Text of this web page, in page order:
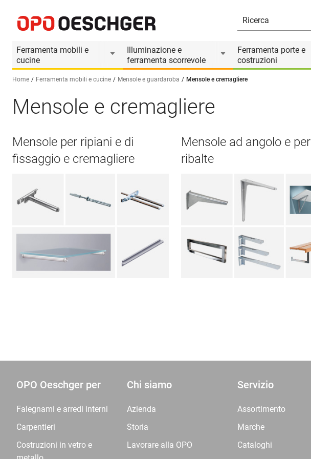
Ferramenta mobili e
cucine
Illuminazione e
ferramenta scorrevole
Ferramenta porte e
costruzioni
Seleziona una lingua (IT)
Home Ferramenta mobili e cucine Mensole e guardaroba Mensole e cremagliere
Mensole e cremagliere
Mensole per ripiani e di
fissaggio e cremagliere
Mensole ad angolo e per
ribalte
OPO Oeschger per
Falegnami e arredi interni
Carpentieri
Costruzioni in vetro e
Chi siamo
Azienda
Storia
Lavorare alla OPO
Servizio
Assortimento
Marche
Cataloghi